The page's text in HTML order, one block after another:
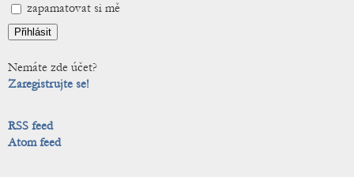
zapamatovat si mě
Nemáte zde účet?
Zaregistrujte se!
RSS feed
Atom feed